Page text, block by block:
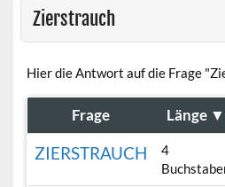
Zierstrauch
Hier die Antwort auf die Frage
Frage Länge ▼
ZIERSTRAUCH
4